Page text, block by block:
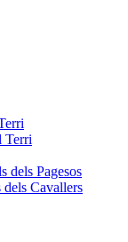
Terri
dels Pagesos
dels Cavallers